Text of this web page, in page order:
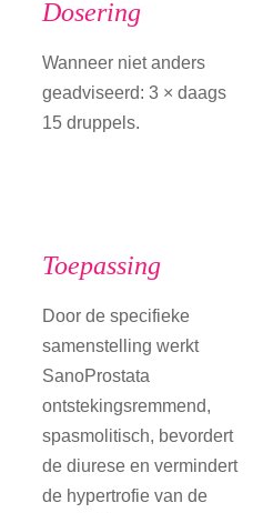
Dosering
Wanneer niet anders
geadviseerd: 3 × daags
15 druppels.
Toepassing
Door de specifieke
samenstelling werkt
SanoProstata
ontstekingsremmend,
spasmolitisch, bevordert
de diurese en vermindert
de hypertrofie van de